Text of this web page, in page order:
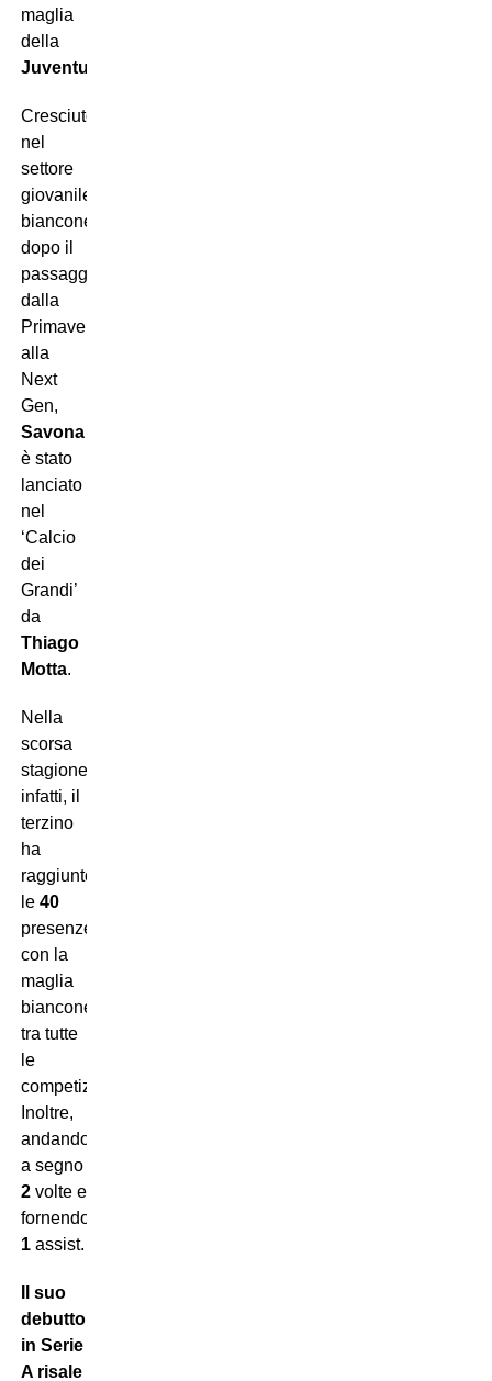
maglia
della
Juventus
Cresciuto
nel
settore
giovanile
bianconero,
dopo il
passaggio
dalla
Primavera
alla
Next
Gen,
Savona
è stato
lanciato
nel
‘Calcio
dei
Grandi’
da
Thiago
Motta.
Nella
scorsa
stagione,
infatti, il
terzino
ha
raggiunto
le 40
presenze
con la
maglia
bianconera
tra tutte
le
competizioni.
Inoltre,
andando
a segno
2volte e
fornendo
1 assist.
Il suo
debutto
in Serie
A risale